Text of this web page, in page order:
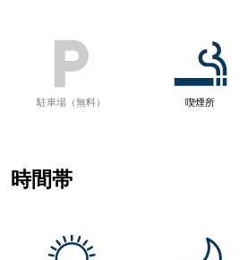
駐車場（無料） 喫煙所
時間帯